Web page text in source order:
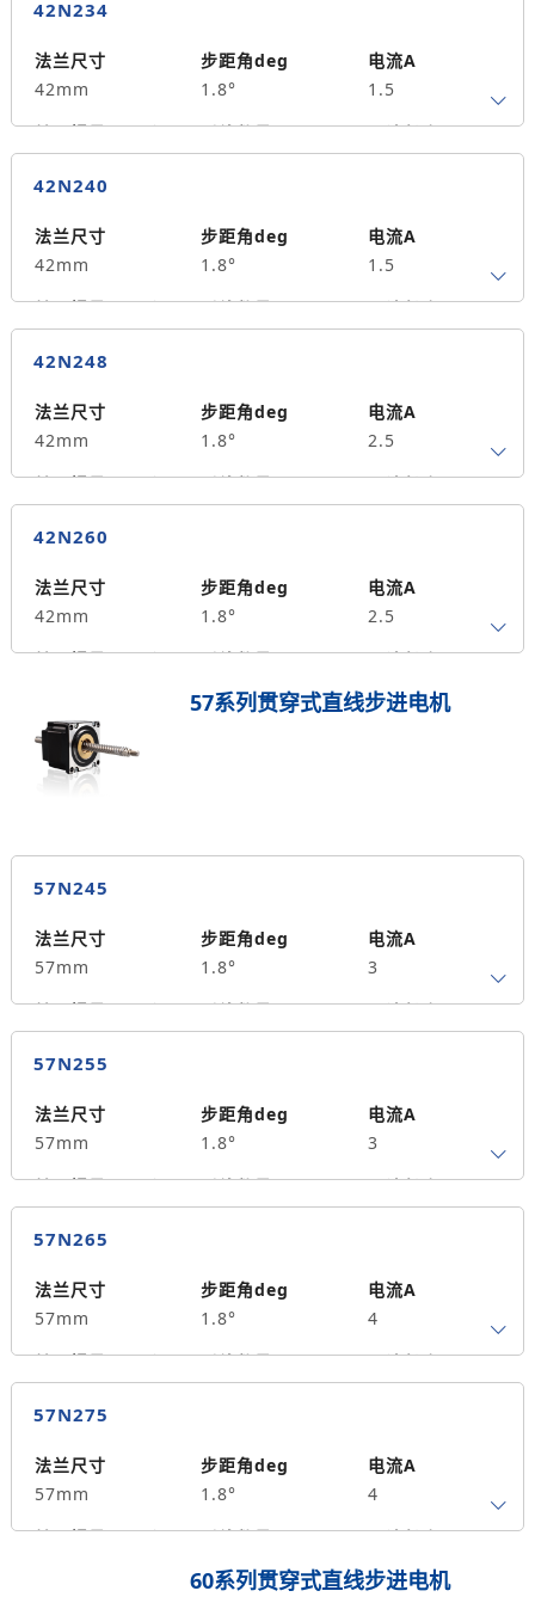
42N234
法兰尺寸
42mm
步距角deg
1.8°
电流A
1.5
转子惯量g.cm²
4
引线数量
34
马达长度mm
0.25
35
42N240
法兰尺寸
42mm
步距角deg
1.8°
电流A
1.5
转子惯量g.cm²
4
引线数量
40
马达长度mm
0.4
55
42N248
法兰尺寸
42mm
步距角deg
1.8°
电流A
2.5
转子惯量g.cm²
4
引线数量
48
马达长度mm
0.5
70
42N260
法兰尺寸
42mm
步距角deg
1.8°
电流A
2.5
转子惯量g.cm²
引线数量
60
马达长度mm
0.7
保持力矩N.m
105
57系列贯穿式直线步进电机
57N245
法兰尺寸
57mm
步距角deg
1.8°
电流A
3
转子惯量g.cm²
4
引线数量
45
马达长度mm
0.7
200
57N255
法兰尺寸
57mm
步距角deg
1.8°
电流A
3
转子惯量g.cm²
4
引线数量
55
马达长度mm
0.9
300
57N265
法兰尺寸
57mm
步距角deg
1.8°
电流A
4
转子惯量g.cm²
4
引线数量
65
马达长度mm
1.5
390
57N275
法兰尺寸
57mm
步距角deg
1.8°
电流A
4
转子惯量g.cm²
引线数量
75
马达长度mm
1.8
60系列贯穿式直线步进电机